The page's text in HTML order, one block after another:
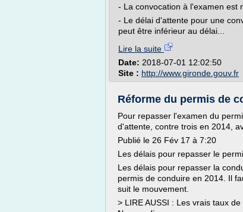
- La convocation à l'examen est
- Le délai d'attente pour une
peut être inférieur au délai...
Lire la suite
Date: 2018-07-01 12:02:50
Site : http://www.gironde.gouv.fr
Réforme du permis de
Pour repasser l'examen du
d'attente, contre trois en 2014,
Publié le 26 Fév 17 à 7:20
Les délais pour repasser le
Les délais pour repasser la
permis de conduire en 2014. Il
suit le mouvement.
> LIRE AUSSI : Les vrais taux